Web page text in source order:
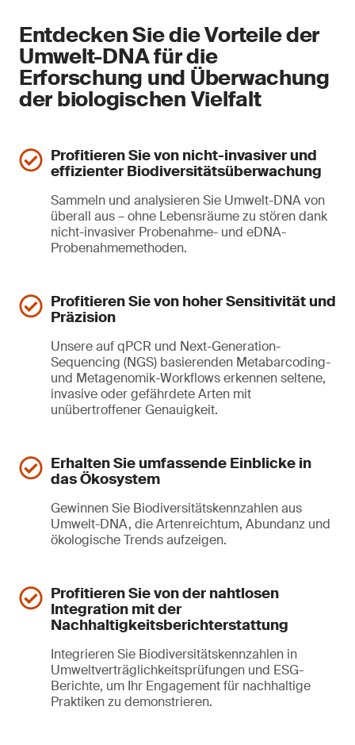
Entdecken Sie die Vorteile der
Umwelt-DNA für die
Erforschung und Überwachung
der biologischen Vielfalt
Profitieren Sie von nicht-invasiver und
effizienter Biodiversitätsüberwachung
Sammeln und analysieren Sie Umwelt-DNA von
überall aus – ohne Lebensräume zu stören dank
nicht-invasiver Probenahme- und eDNA-
Probenahmemethoden.
Profitieren Sie von hoher Sensitivität und
Präzision
Unsere auf qPCR und Next-Generation-
Sequencing (NGS) basierenden Metabarcoding-
und Metagenomik-Workflows erkennen seltene,
invasive oder gefährdete Arten mit
unübertroffener Genauigkeit.
Erhalten Sie umfassende Einblicke in
das Ökosystem
Gewinnen Sie Biodiversitätskennzahlen aus
Umwelt-DNA, die Artenreichtum, Abundanz und
ökologische Trends aufzeigen.
Profitieren Sie von der nahtlosen
Integration mit der
Nachhaltigkeitsberichterstattung
Integrieren Sie Biodiversitätskennzahlen in
Umweltverträglichkeitsprüfungen und ESG-
Berichte, um Ihr Engagement für nachhaltige
Praktiken zu demonstrieren.